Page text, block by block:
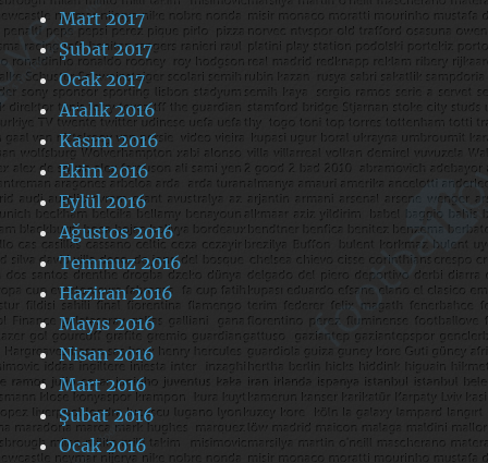
Mart 2017
Şubat 2017
Ocak 2017
Aralık 2016
Kasım 2016
Ekim 2016
Eylül 2016
Ağustos 2016
Temmuz 2016
Haziran 2016
Mayıs 2016
Nisan 2016
Mart 2016
Şubat 2016
Ocak 2016